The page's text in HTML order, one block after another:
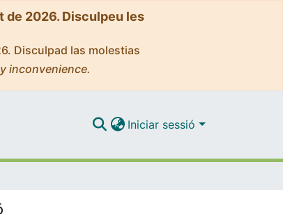
de 2026. Disculpeu les
Disculpad las molestias
inconvenience.
Iniciar sessió